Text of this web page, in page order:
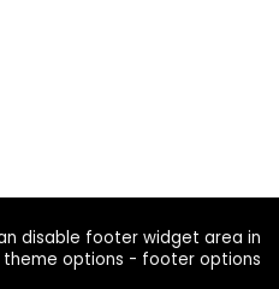
disable footer widget area in
theme options - footer options